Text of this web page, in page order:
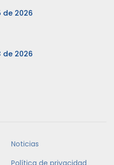
de 2026
de 2026
Noticias
Política de privacidad